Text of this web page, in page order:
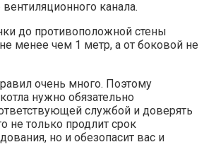
канала.
до противоположной стены
менее чем 1 метр, а от боковой не
очень много. Поэтому
нужно обязательно
службой и доверять
не только продлит срок
но и обезопасит вас и